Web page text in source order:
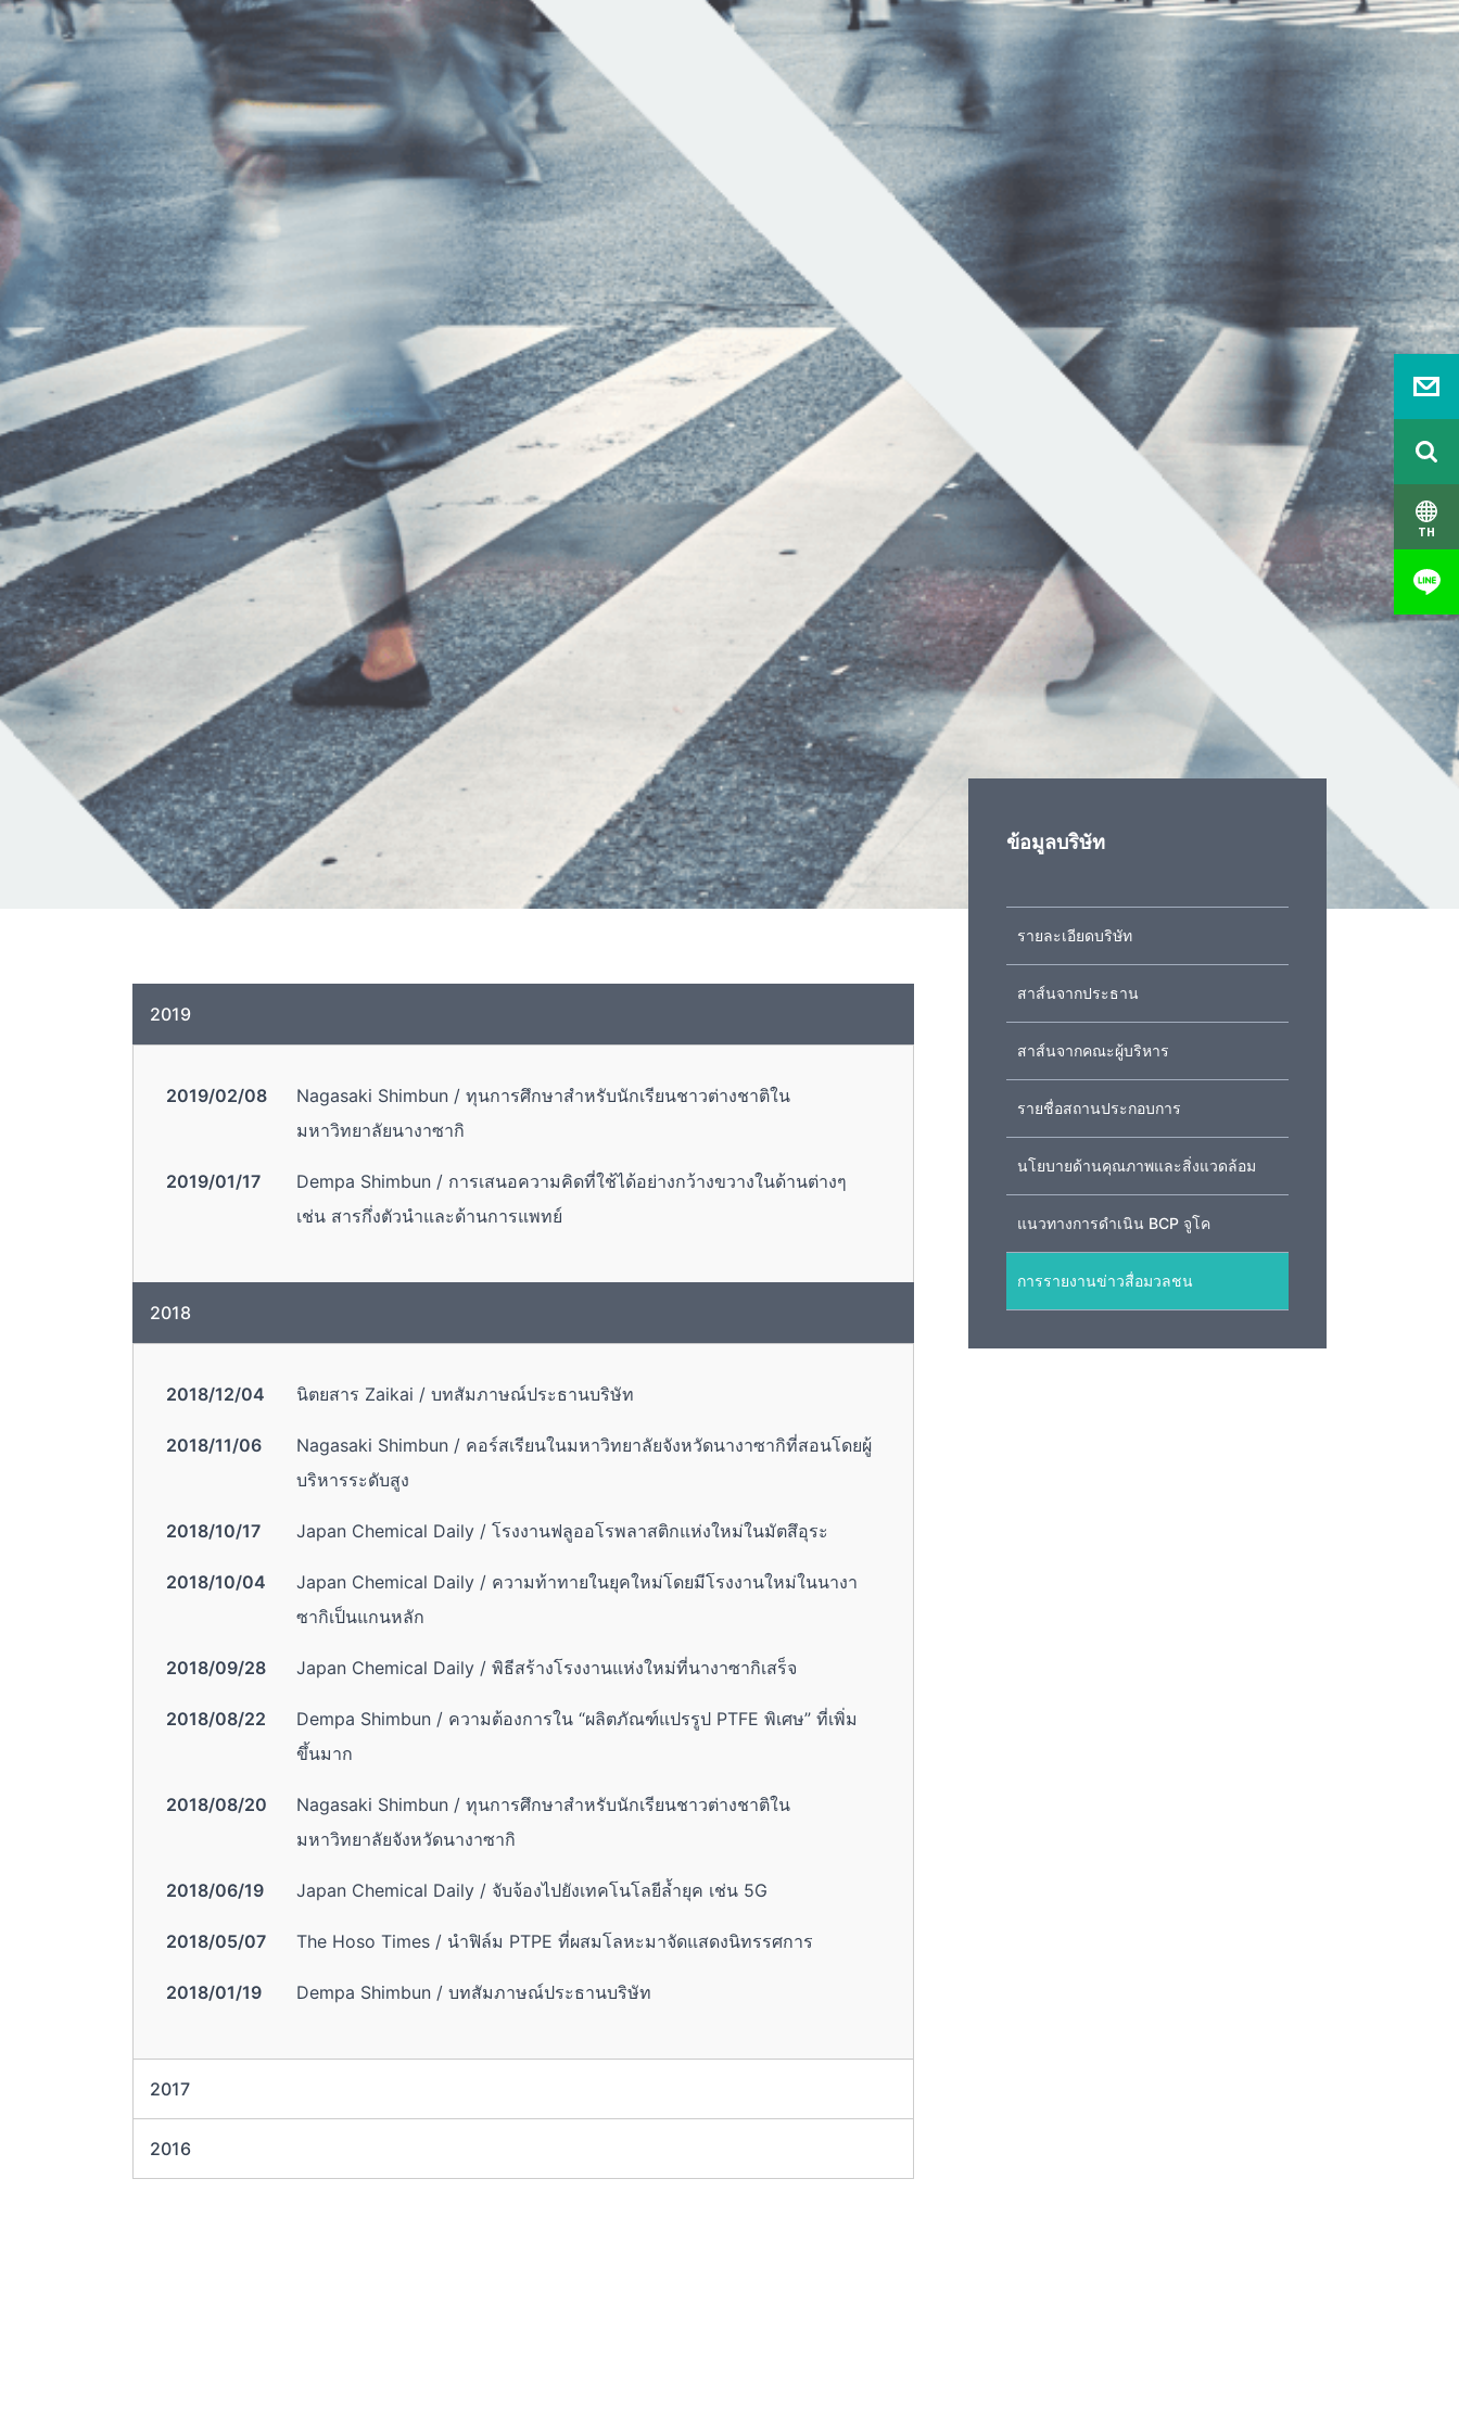
TH
2019
2019/02/08
Nagasaki Shimbun / ทุนการศึกษาสำหรับนักเรียนชาวต่างชาติใน
มหาวิทยาลัยนางาซากิ
2019/01/17
Dempa Shimbun / การเสนอความคิดที่ใช้ได้อย่างกว้างขวางในด้านต่างๆ
เช่น สารกึ่งตัวนำและด้านการแพทย์
2018
2018/12/04 นิตยสาร Zaikai / บทสัมภาษณ์ประธานบริษัท
2018/11/06
Nagasaki Shimbun / คอร์สเรียนในมหาวิทยาลัยจังหวัดนางาซากิที่สอนโดยผู้
บริหารระดับสูง
2018/10/17 Japan Chemical Daily / โรงงานฟลูออโรพลาสติกแห่งใหม่ในมัตสึอุระ
2018/10/04
Japan Chemical Daily / ความท้าทายในยุคใหม่โดยมีโรงงานใหม่ในนางา
ซากิเป็นแกนหลัก
2018/09/28 Japan Chemical Daily / พิธีสร้างโรงงานแห่งใหม่ที่นางาซากิเสร็จ
2018/08/22
Dempa Shimbun / ความต้องการใน “ผลิตภัณฑ์แปรรูป PTFE พิเศษ” ที่เพิ่ม
ขึ้นมาก
2018/08/20
Nagasaki Shimbun / ทุนการศึกษาสำหรับนักเรียนชาวต่างชาติใน
มหาวิทยาลัยจังหวัดนางาซากิ
2018/06/19 Japan Chemical Daily / จับจ้องไปยังเทคโนโลยีล้ำยุค เช่น 5G
2018/05/07 The Hoso Times / นำฟิล์ม PTPE ที่ผสมโลหะมาจัดแสดงนิทรรศการ
2018/01/19 Dempa Shimbun / บทสัมภาษณ์ประธานบริษัท
2017
2016
ข้อมูลบริษัท
รายละเอียดบริษัท
สาส์นจากประธาน
สาส์นจากคณะผู้บริหาร
รายชื่อสถานประกอบการ
นโยบายด้านคุณภาพและสิ่งแวดล้อม
แนวทางการดำเนิน BCP จูโค
การรายงานข่าวสื่อมวลชน